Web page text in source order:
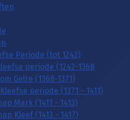
Periode (tot 1242)
periode (1242-1368
Gelre (1368-1371)
periode (1371 - 1411)
Mark (1411 - 1413)
Kleef (1413 - 1417)